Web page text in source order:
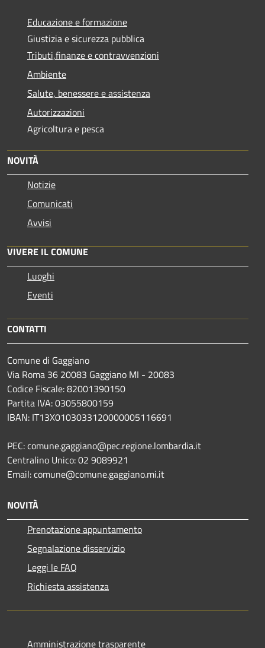
Educazione e formazione
Giustizia e sicurezza pubblica
Tributi,finanze e contravvenzioni
Ambiente
Salute, benessere e assistenza
Autorizzazioni
Agricoltura e pesca
NOVITÀ
Notizie
Comunicati
Avvisi
VIVERE IL COMUNE
Luoghi
Eventi
CONTATTI
Comune di Gaggiano
Via Roma 36 20083 Gaggiano MI - 20083
Codice Fiscale: 82001390150
Partita IVA: 03055800159
IBAN: IT13X0103033120000005116691
PEC: comune.gaggiano@pec.regione.lombardia.it
Centralino Unico: 02 9089921
Email: comune@comune.gaggiano.mi.it
NOVITÀ
Prenotazione appuntamento
Segnalazione disservizio
Leggi le FAQ
Richiesta assistenza
Amministrazione trasparente